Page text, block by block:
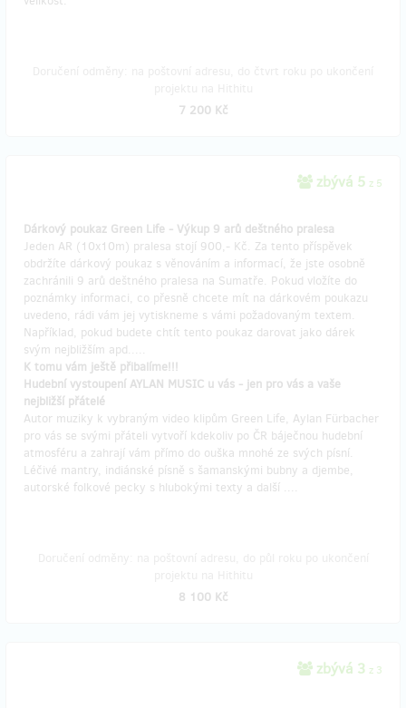
7 200 Kč
zbývá 5 z 5
Dárkový poukaz Green Life - Výkup 9 arů deštného pralesa
Jeden AR (10x10m) pralesa stojí 900,- Kč. Za tento příspěvek
obdržíte dárkový poukaz s věnováním a informací, že jste osobně
zachránili 9 arů deštného pralesa na Sumatře. Pokud vložíte do
poznámky informaci, co přesně chcete mít na dárkovém poukazu
uvedeno, rádi vám jej vytiskneme s vámi požadovaným textem.
Například, pokud budete chtít tento poukaz darovat jako dárek
svým nejbližším apd.....
K tomu vám ještě přibalíme!!!
Hudební vystoupení AYLAN MUSIC u vás - jen pro vás a vaše
nejbližší přátelé
Autor muziky k vybraným video klipům Green Life, Aylan Fürbacher
pro vás se svými přáteli vytvoří kdekoliv po ČR báječnou hudební
atmosféru a zahrají vám přímo do ouška mnohé ze svých písní.
Léčivé mantry, indiánské písně s šamanskými bubny a djembe,
autorské folkové pecky s hlubokými texty a další ....
8 100 Kč
zbývá 3 z 3